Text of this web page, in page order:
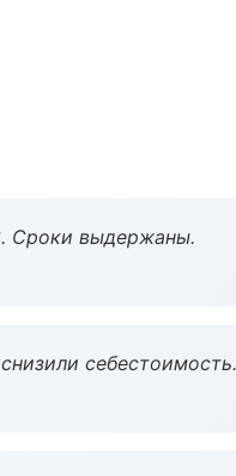
Сроки выдержаны.
себестоимость.